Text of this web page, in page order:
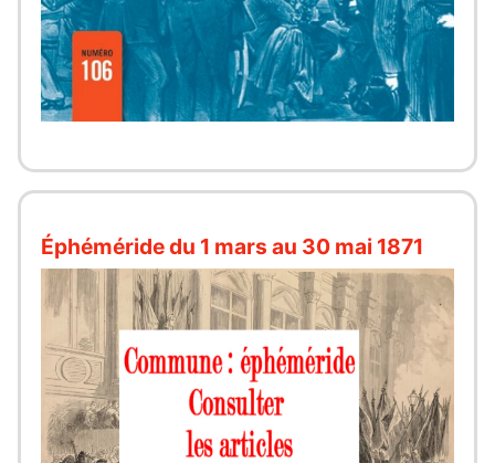
Éphéméride du 1 mars au 30 mai 1871